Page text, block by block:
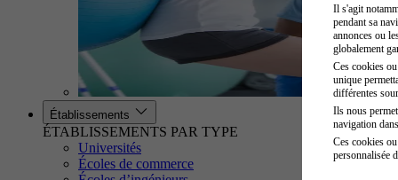
Établissements
ÉTABLISSEMENTS PAR TYPE
Universités
Écoles de commerce
Il s'agit
pendant sa
annonces ou
globalement
Ces cookies
unique
différentes
Ils nous
navigation
Ces cookies
personnalisée